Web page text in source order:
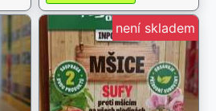
není skladem